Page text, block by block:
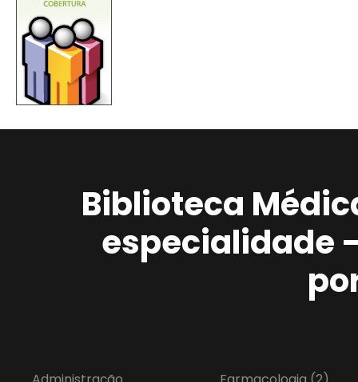
Biblioteca
especialidade